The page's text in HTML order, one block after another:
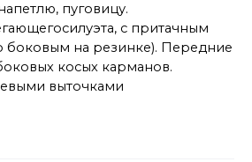
пуговицу.
с притачным
боковым на резинке). Передние
косых карманов.
выточками